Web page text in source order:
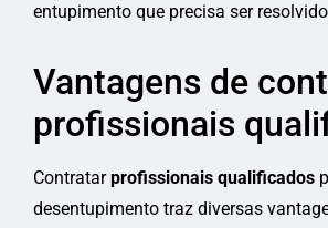
entupimento que precisa ser
Vantagens de
profissionais
Contratarprofissionais qualificados
desentupimento traz diversas